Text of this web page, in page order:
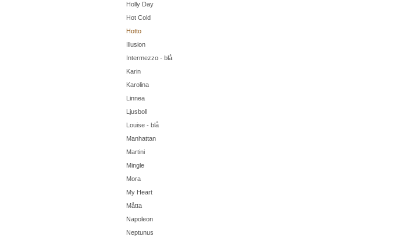
Holly Day
Hot Cold
Hotto
Illusion
Intermezzo - blå
Karin
Karolina
Linnea
Ljusboll
Louise - blå
Manhattan
Martini
Mingle
Mora
My Heart
Måtta
Napoleon
Neptunus